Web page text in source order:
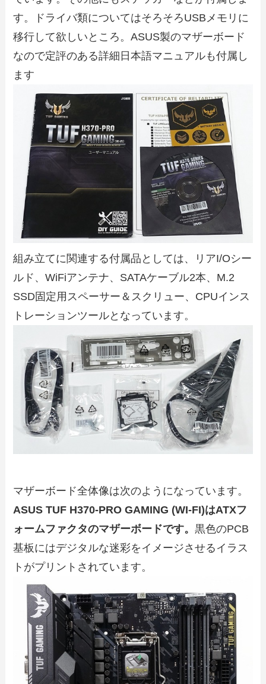
す。ドライバ類についてはそろそろUSBメモリに
移行して欲しいところ。ASUS製のマザーボード
なので定評のある詳細日本語マニュアルも付属し
ます
組み立てに関連する付属品としては、リアI/Oシー
ルド、WiFiアンテナ、SATAケーブル2本、M.2
SSD固定用スペーサー＆スクリュー、CPUインス
トレーションツールとなっています。
マザーボード全体像は次のようになっています。
ASUS TUF H370-PRO GAMING (WI-FI)はATXフ
ォームファクタのマザーボードです。黒色のPCB
基板にはデジタルな迷彩をイメージさせるイラス
トがプリントされています。